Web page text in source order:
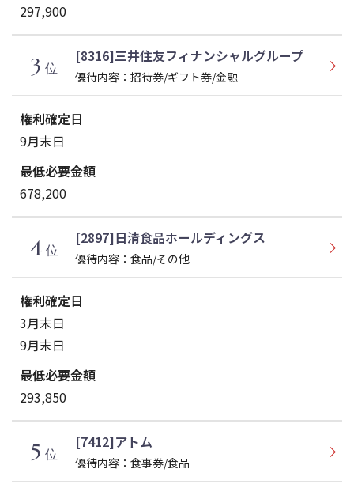
297,900
3 位
[8316]三井住友フィナンシャルグループ
優待内容：招待券/ギフト券/金融
9月末日
678,200
4位
[2897]日清食品ホールディングス
優待内容：食品/その他
3月末日
9月末日
293,850
5 位
[7412]アトム
優待内容：食事券/食品